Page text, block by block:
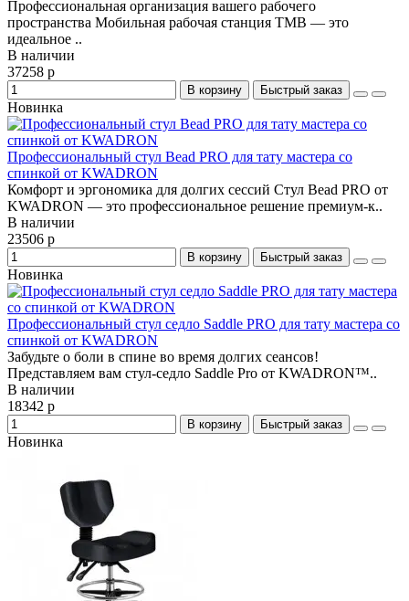
Профессиональная организация вашего рабочего
пространства Мобильная рабочая станция TMB — это
идеальное ..
В наличии
37258 р
В корзину Быстрый заказ
Новинка
Профессиональный стул Bead PRO для тату мастера со
спинкой от KWADRON
Комфорт и эргономика для долгих сессий Стул Bead PRO от
KWADRON — это профессиональное решение премиум-к..
В наличии
23506 р
В корзину Быстрый заказ
Новинка
Профессиональный стул седло Saddle PRO для тату мастера со
спинкой от KWADRON
Забудьте о боли в спине во время долгих сеансов!
Представляем вам стул-седло Saddle Pro от KWADRON™..
В наличии
18342 р
В корзину Быстрый заказ
Новинка